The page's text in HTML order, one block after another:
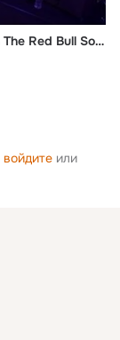
Arctic Monkeys - Do I Wanna Know? - Live In The Red Bull Sound Space At KROQ, LA
войдите или